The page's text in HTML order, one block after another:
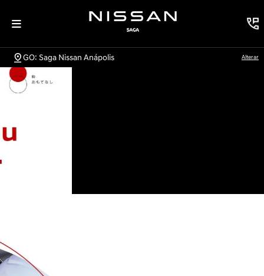
GO: Saga Nissan Anápolis Alterar
Explore nossos modelos